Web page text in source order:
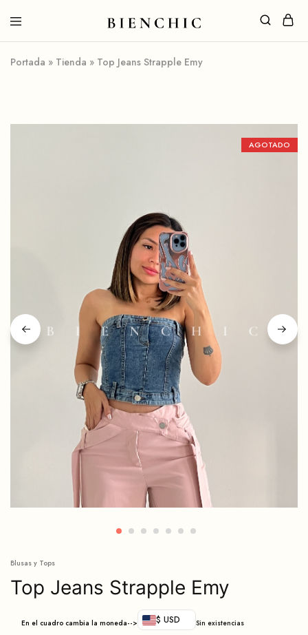
Portada » Tienda » Top Jeans Strapple Emy
AGOTADO
Blusas y Tops
Top Jeans Strapple Emy
En el cuadro cambia la moneda--> $ USD Sin existencias